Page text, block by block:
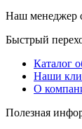
Наш менеджер
Быстрый
Каталог
Наши
О
Полезная